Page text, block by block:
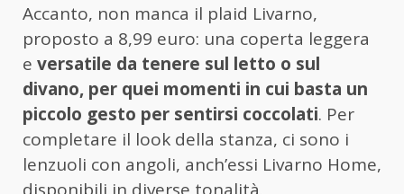
Accanto, non manca il plaid Livarno,
proposto a 8,99 euro: una coperta leggera
e versatile da tenere sul letto o sul
divano, per quei momenti in cui basta un
piccolo gesto per sentirsi coccolati. Per
completare il look della stanza, ci sono i
lenzuoli con angoli, anch’essi Livarno Home,
disponibili in diverse tonalità.